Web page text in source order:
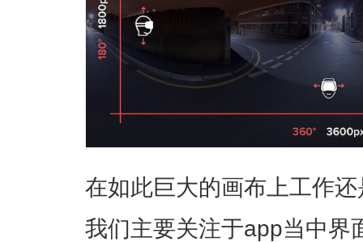
在如此巨大的画布上工作
我们主要关注于app当中界